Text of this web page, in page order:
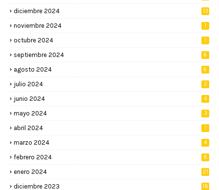
diciembre 2024 13
noviembre 2024 1
octubre 2024 1
septiembre 2024 6
agosto 2024 6
julio 2024 2
junio 2024 4
mayo 2024 3
abril 2024 1
marzo 2024 4
febrero 2024 8
enero 2024 21
diciembre 2023 18